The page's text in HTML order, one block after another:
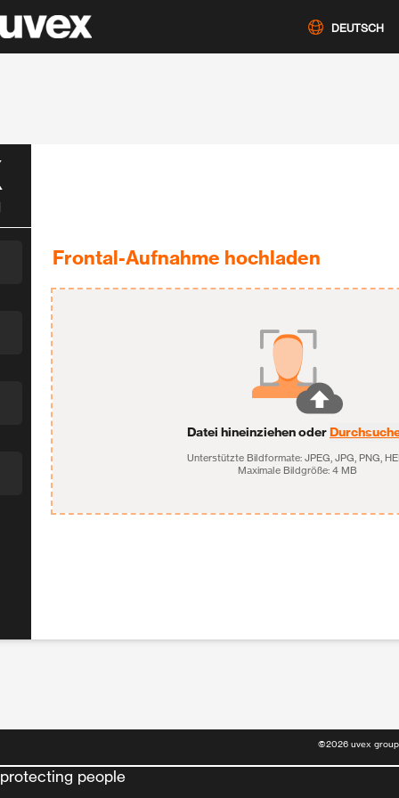
DEUTSCH
Frontal-Aufnahme hochladen
Datei hineinziehen oder
Unterstützte Bildformate: JPEG, JPG, PNG,
Maximale Bildgröße: 4 MB
©2026 uvex group
protecting people